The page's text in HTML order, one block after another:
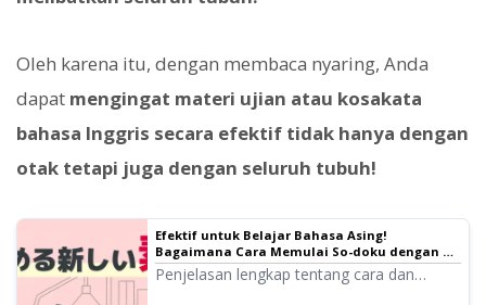
Oleh karena itu, dengan membaca nyaring, Anda
dapat mengingat materi ujian atau kosakata
bahasa Inggris secara efektif tidak hanya dengan
otak tetapi juga dengan seluruh tubuh!
Efektif untuk Belajar Bahasa Asing!
Bagaimana Cara Memulai So-doku dengan AI
dan Tips untuk Konsisten?
Penjelasan lengkap tentang cara dan